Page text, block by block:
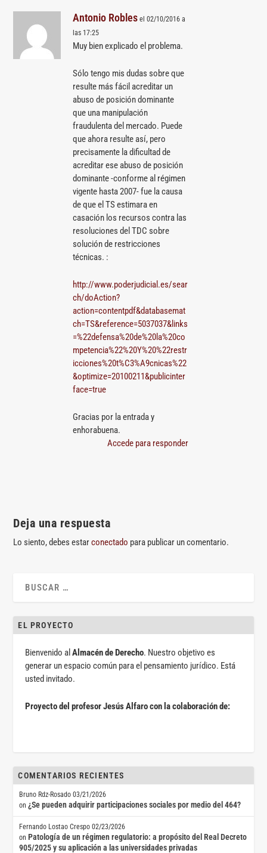
Antonio Robles el 02/10/2016 a
las 17:25
Muy bien explicado el problema.
Sólo tengo mis dudas sobre que
resulte más fácil acreditar un
abuso de posición dominante
que una manipulación
fraudulenta del mercado. Puede
que ahora resulte así, pero
precisamente la dificultad de
acreditar ese abuso de posición
dominante -conforme al régimen
vigente hasta 2007- fue la causa
de que el TS estimara en
casación los recursos contra las
resoluciones del TDC sobre
solución de restricciones
técnicas. :
http://www.poderjudicial.es/sear
ch/doAction?
action=contentpdf&databasemat
ch=TS&reference=5037037&links
=%22defensa%20de%20la%20co
mpetencia%22%20Y%20%22restr
icciones%20t%C3%A9cnicas%22
&optimize=20100211&publicinter
face=true
Gracias por la entrada y
enhorabuena.
Accede para responder
Deja una respuesta
Lo siento, debes estarconectado para publicar un comentario.
EL PROYECTO
Bienvenido alAlmacén de Derecho. Nuestro objetivo es
generar un espacio común para el pensamiento jurídico. Está
usted invitado.
Proyecto del profesor Jesús Alfaro con la colaboración de:
COMENTARIOS RECIENTES
Bruno Rdz-Rosado 03/21/2026
on¿Se pueden adquirir participaciones sociales por medio del 464?
Fernando Lostao Crespo 02/23/2026
on Patología de un régimen regulatorio: a propósito del Real Decreto
905/2025 y su aplicación a las universidades privadas